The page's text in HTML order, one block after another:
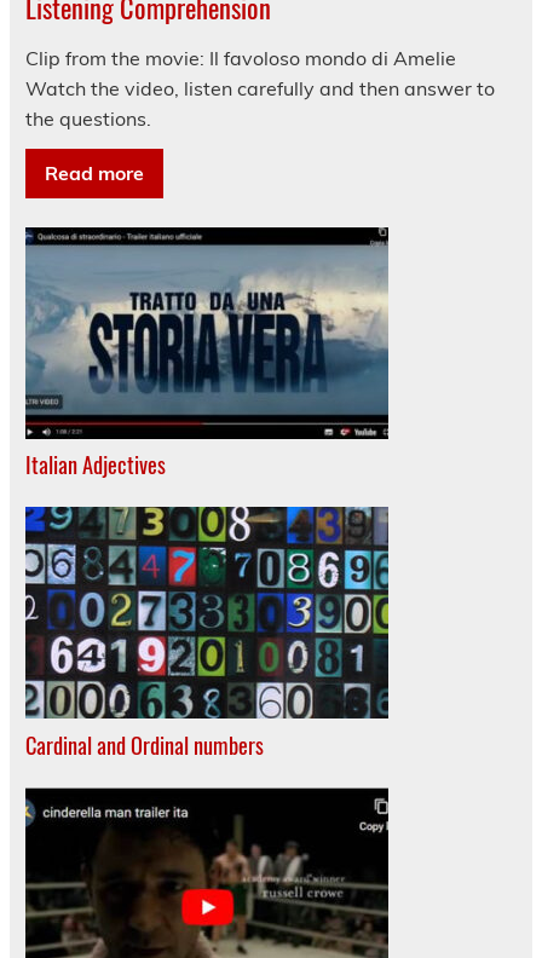
Clip from the movie: Il favoloso mondo di Amelie
Watch the video, listen carefully and then answer to
the questions.
Read more
Italian Adjectives
Cardinal and Ordinal numbers